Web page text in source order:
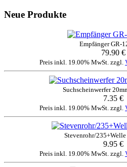
Neue Produkte
Empfänger GR-
79.90 €
Preis inkl. 19.00% MwSt. zzgl.
Suchscheinwerfer
7.35 €
Preis inkl. 19.00% MwSt. zzgl.
Stevenrohr/
9.95 €
Preis inkl. 19.00% MwSt. zzgl.